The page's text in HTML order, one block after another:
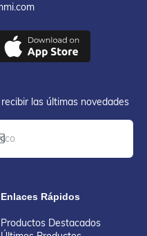
las últimas novedades
Enlaces Rápidos
Productos Destacados